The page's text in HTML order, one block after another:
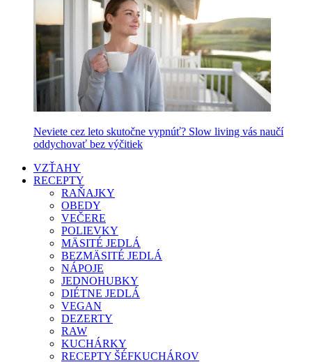
Neviete cez leto skutočne vypnúť? Slow living vás naučí
oddychovať bez výčitiek
VZŤAHY
RECEPTY
RAŇAJKY
OBEDY
VEČERE
POLIEVKY
MÄSITÉ JEDLÁ
BEZMÄSITÉ JEDLÁ
NÁPOJE
JEDNOHUBKY
DIÉTNE JEDLÁ
VEGAN
DEZERTY
RAW
KUCHÁRKY
RECEPTY ŠÉFKUCHÁROV